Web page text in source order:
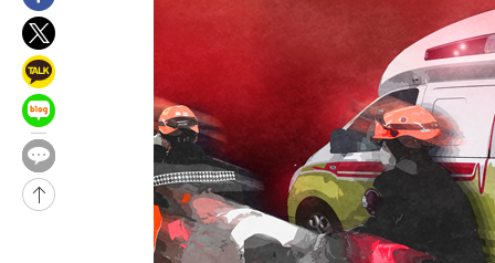
-26349초 전 >
트럼프, 한국계 진보 주지사 후보 맹공…"공산주의가 최대 위
-26327초 전 >
"美간섭에 합의 지연"…트럼프, '이란 호르무즈 통제권' 수용
-22847초 전 >
[속보]산업장관 "李정부, 원전 반대 안해…안정 전력 위해 불
-21544초 전 >
[속보]경찰, '홍명보 선임 논란' 대한축구협회·축구회관 등 압
-20931초 전 >
[속보]산업장관 "美무역법 제301조 과잉생산 결과 발표 8월
-20724초 전 >
[속보]코스피 매도사이드카 발동…4%대 급락
-19996초 전 >
[속보]전남광주 초대 시민추천 부시장에 백승주·윤난실
서울 열대야 15일째 지속…비공식 '초열대야' 30도 넘어